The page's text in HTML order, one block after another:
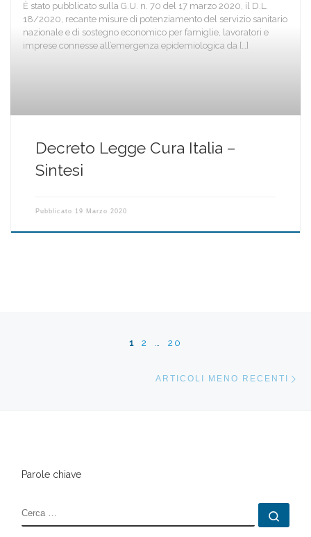
È stato pubblicato sulla G.U. n. 70 del 17 marzo 2020, il D.L.
18/2020, recante misure di potenziamento del servizio sanitario
nazionale e di sostegno economico per famiglie, lavoratori e
imprese connesse all’emergenza epidemiologica da […]
Decreto Legge Cura Italia –
Sintesi
Pubblicato 19 Marzo 2020
1 2 … 20
ARTICOLI MENO RECENTI
Parole chiave
CERCA